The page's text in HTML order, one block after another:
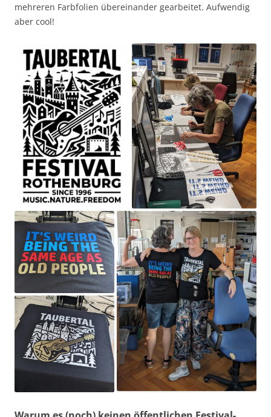
mehreren Farbfolien übereinander gearbeitet. Aufwendig
aber cool!